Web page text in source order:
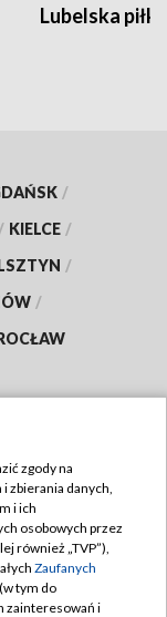
Lubelska piłka
/
/ KIELCE /
/
/
zgody na
zbierania danych,
i ich
osobowych przez
również „TVP”),
Zaufanych
tym do
zainteresowań i